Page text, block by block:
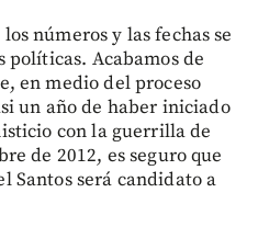
números y las fechas se
políticas. Acabamos de
en medio del proceso
un año de haber iniciado
con la guerrilla de
de 2012, es seguro que
Santos será candidato a